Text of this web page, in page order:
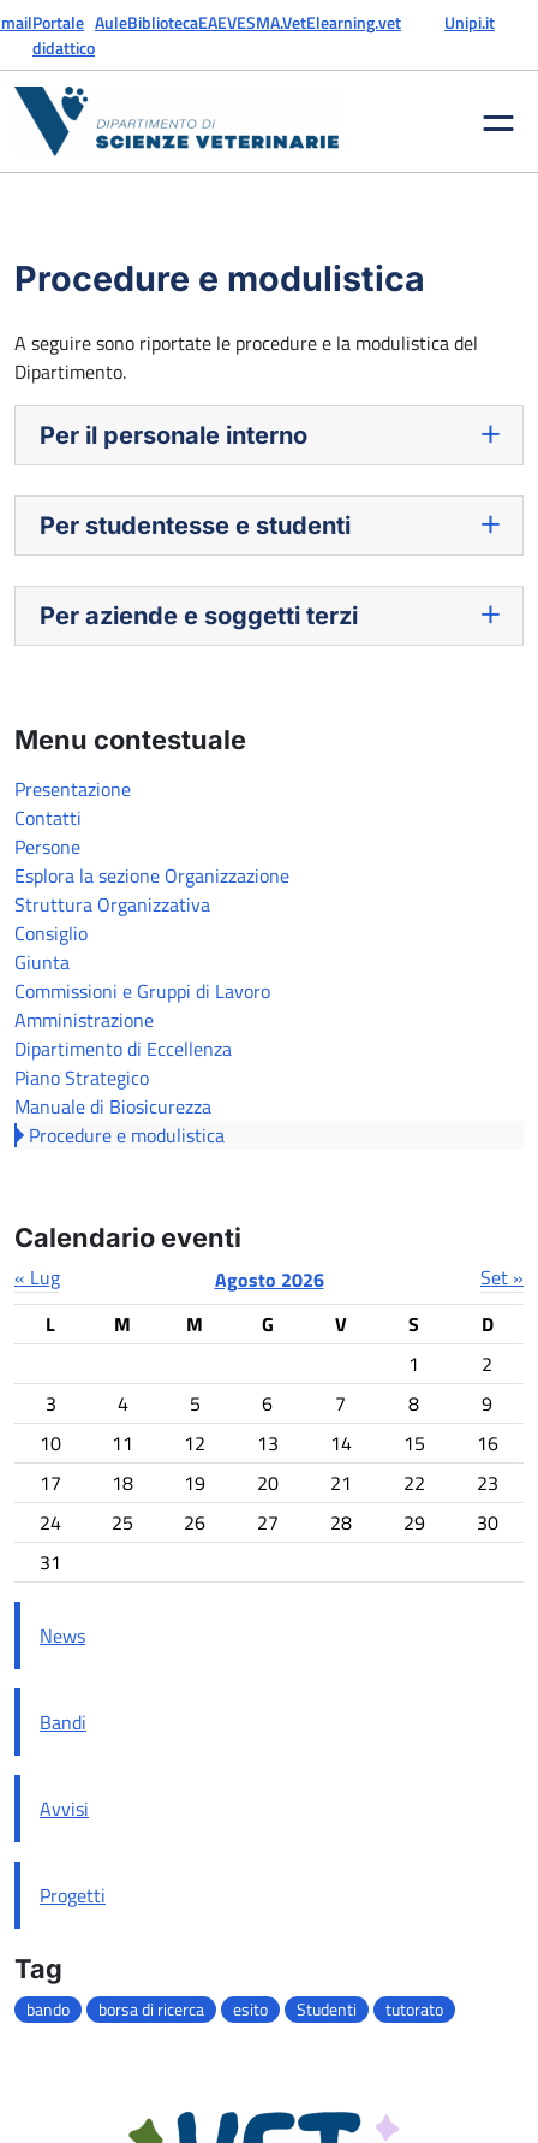
Vai al contenuto
Portale
didattico
AuleBibliotecaEAEVESMA.VetElearning.vet Unipi.it
Procedure e modulistica
A seguire sono riportate le procedure e la modulistica del
Dipartimento.
Per il personale interno
Per studentesse e studenti
Per aziende e soggetti terzi
Menu contestuale
Presentazione
Contatti
Persone
Esplora la sezione Organizzazione
Struttura Organizzativa
Consiglio
Giunta
Commissioni e Gruppi di Lavoro
Amministrazione
Dipartimento di Eccellenza
Piano Strategico
Manuale di Biosicurezza
Procedure e modulistica
Calendario eventi
Agosto 2026
L
M M G V S D
« Lug Set »
1
2
3
4 5 6 7 8
9
10
11 12 13 14 15
16
17
18 19 20 21 22
23
24
25 26 27 28 29
30
31
News
Bandi
Avvisi
Progetti
Tag
bando borsa di ricerca esito Studenti tutorato